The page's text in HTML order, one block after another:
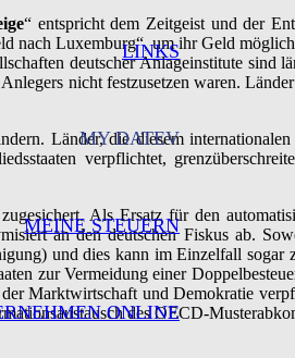
LINKS
MY DATEV
MEINE STEUERN
ONLINE
“ entspricht dem Zeitgeist und der
Luxemburg“, um ihr Geld
deutscher Anlageinstitute sind
nicht festzusetzen waren.
Länder, die diesem
verpflichtet,
Als Ersatz für den
an den deutschen Fiskus ab.
und dies kann im Einzelfall sogar
zur Vermeidung einer
Marktwirtschaft und Demokratie
des OECD-